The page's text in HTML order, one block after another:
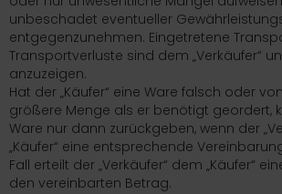
unbeschadet eventueller
entgegenzunehmen. Eingetretene
Transportverluste sind dem „Verkäufer“
anzuzeigen.
Hat der „Käufer“ eine Ware falsch oder
größere Menge als er benötigt geordert,
Ware nur dann zurückgeben, wenn der
„Käufer“ eine entsprechende
Fall erteilt der „Verkäufer“ dem „Käufer“
den vereinbarten Betrag.